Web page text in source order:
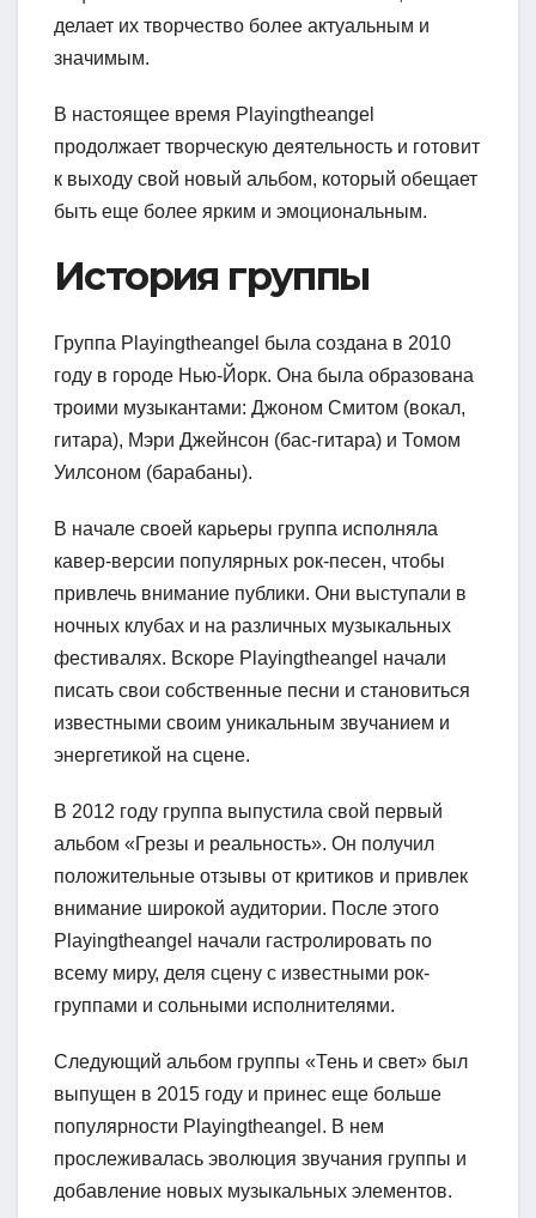
делает их творчество более актуальным и
значимым.
В настоящее время Playingtheangel
продолжает творческую деятельность и готовит
к выходу свой новый альбом, который обещает
быть еще более ярким и эмоциональным.
История группы
Группа Playingtheangel была создана в 2010
году в городе Нью-Йорк. Она была образована
троими музыкантами: Джоном Смитом (вокал,
гитара), Мэри Джейнсон (бас-гитара) и Томом
Уилсоном (барабаны).
В начале своей карьеры группа исполняла
кавер-версии популярных рок-песен, чтобы
привлечь внимание публики. Они выступали в
ночных клубах и на различных музыкальных
фестивалях. Вскоре Playingtheangel начали
писать свои собственные песни и становиться
известными своим уникальным звучанием и
энергетикой на сцене.
В 2012 году группа выпустила свой первый
альбом «Грезы и реальность». Он получил
положительные отзывы от критиков и привлек
внимание широкой аудитории. После этого
Playingtheangel начали гастролировать по
всему миру, деля сцену с известными рок-
группами и сольными исполнителями.
Следующий альбом группы «Тень и свет» был
выпущен в 2015 году и принес еще больше
популярности Playingtheangel. В нем
прослеживалась эволюция звучания группы и
добавление новых музыкальных элементов.